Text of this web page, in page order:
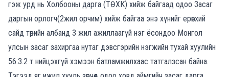
гэж урд нь Холбооны дарга (ТӨХК) хийж байгаад одоо Засаг
даргын орлогч(2жил орчим) хийж байгаа энэ хүнийг ерөнхий
сайд төрийн албанд 3 жил ажиллаагүй нэг ёсондоо Монгол
улсын засаг захиргаа нутаг дэвсгэрийн нэгжийн тухай хуулийн
56.3.2 т нийцэхгүй хэмээн батламжилхаас татгалзсан байна.